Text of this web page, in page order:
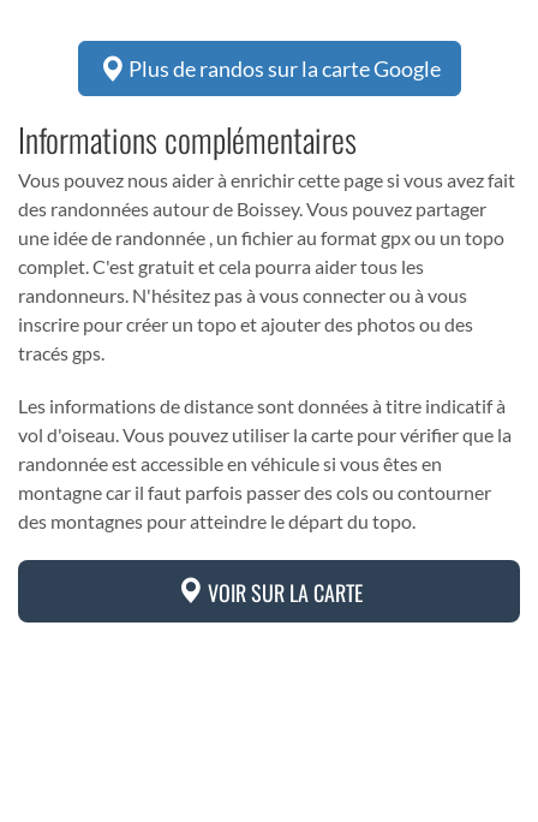
Plus de randos sur la carte Google
Informations complémentaires
Vous pouvez nous aider à enrichir cette page si vous avez fait
des randonnées autour de Boissey. Vous pouvez partager
une idée de randonnée , un fichier au format gpx ou un topo
complet. C'est gratuit et cela pourra aider tous les
randonneurs. N'hésitez pas à vous connecter ou à vous
inscrire pour créer un topo et ajouter des photos ou des
tracés gps.
Les informations de distance sont données à titre indicatif à
vol d'oiseau. Vous pouvez utiliser la carte pour vérifier que la
randonnée est accessible en véhicule si vous êtes en
montagne car il faut parfois passer des cols ou contourner
des montagnes pour atteindre le départ du topo.
VOIR SUR LA CARTE